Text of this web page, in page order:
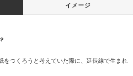
イメージ
をつくろうと考えていた際に、延長線で生まれ